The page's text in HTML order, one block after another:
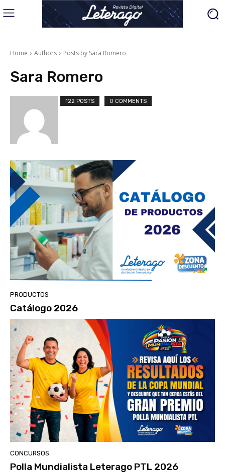
Home Authors Posts by Sara Romero
Sara Romero
122 POSTS 0 COMMENTS
PRODUCTOS
Catálogo 2026
CONCURSOS
Polla Mundialista Leterago PTL 2026